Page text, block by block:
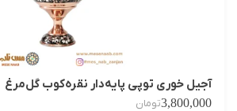
آجیل‌ خوری توپی پایه‌دار نقره‌کوب گل‌مرغ
3,800,000تومان